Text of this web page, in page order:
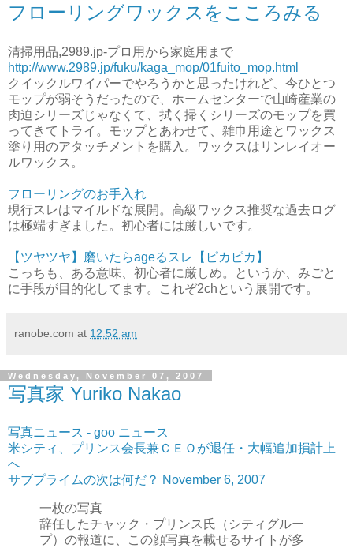
フローリングワックスをこころみる
清掃用品,2989.jp-プロ用から家庭用まで
http://www.2989.jp/fuku/kaga_mop/01fuito_mop.html
クイックルワイパーでやろうかと思ったけれど、今ひとつ
モップが弱そうだったので、ホームセンターで山崎産業の
肉迫シリーズじゃなくて、拭く掃くシリーズのモップを買
ってきてトライ。モップとあわせて、雑巾用途とワックス
塗り用のアタッチメントを購入。ワックスはリンレイオー
ルワックス。
フローリングのお手入れ
現行スレはマイルドな展開。高級ワックス推奨な過去ログ
は極端すぎました。初心者には厳しいです。
【ツヤツヤ】磨いたらageるスレ【ピカピカ】
こっちも、ある意味、初心者に厳しめ。というか、みごと
に手段が目的化してます。これぞ2chという展開です。
ranobe.com at 12:52 am
Wednesday, November 07, 2007
写真家 Yuriko Nakao
写真ニュース - goo ニュース
米シティ、プリンス会長兼ＣＥＯが退任・大幅追加損計上
へ
サブプライムの次は何だ？ November 6, 2007
一枚の写真
辞任したチャック・プリンス氏（シティグルー
プ）の報道に、この顔写真を載せるサイトが多